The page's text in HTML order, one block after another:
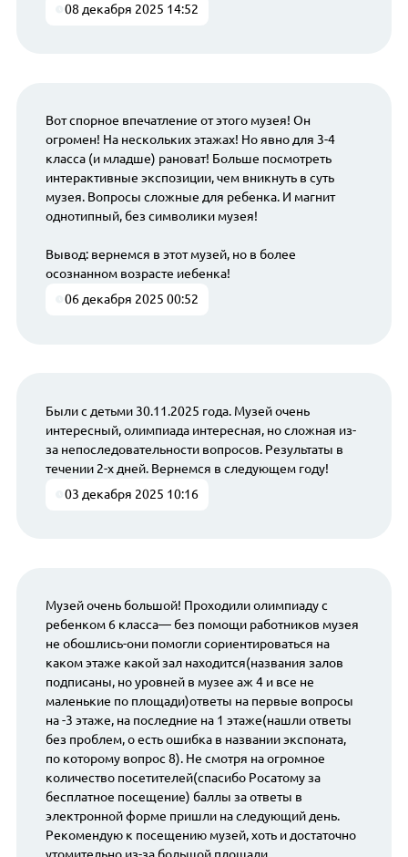
08 декабря 2025 14:52
Вот спорное впечатление от этого музея! Он
огромен! На нескольких этажах! Но явно для 3-4
класса (и младше) рановат! Больше посмотреть
интерактивные экспозиции, чем вникнуть в суть
музея. Вопросы сложные для ребенка. И магнит
однотипный, без символики музея!
Вывод: вернемся в этот музей, но в более
осознанном возрасте иебенка!
06 декабря 2025 00:52
Были с детьми 30.11.2025 года. Музей очень
интересный, олимпиада интересная, но сложная из-
за непоследовательности вопросов. Результаты в
течении 2-х дней. Вернемся в следующем году!
03 декабря 2025 10:16
Музей очень большой! Проходили олимпиаду с
ребенком 6 класса— без помощи работников музея
не обошлись-они помогли сориентироваться на
каком этаже какой зал находится(названия залов
подписаны, но уровней в музее аж 4 и все не
маленькие по площади)ответы на первые вопросы
на -3 этаже, на последние на 1 этаже(нашли ответы
без проблем, о есть ошибка в названии экспоната,
по которому вопрос 8). Не смотря на огромное
количество посетителей(спасибо Росатому за
бесплатное посещение) баллы за ответы в
электронной форме пришли на следующий день.
Рекомендую к посещению музей, хоть и достаточно